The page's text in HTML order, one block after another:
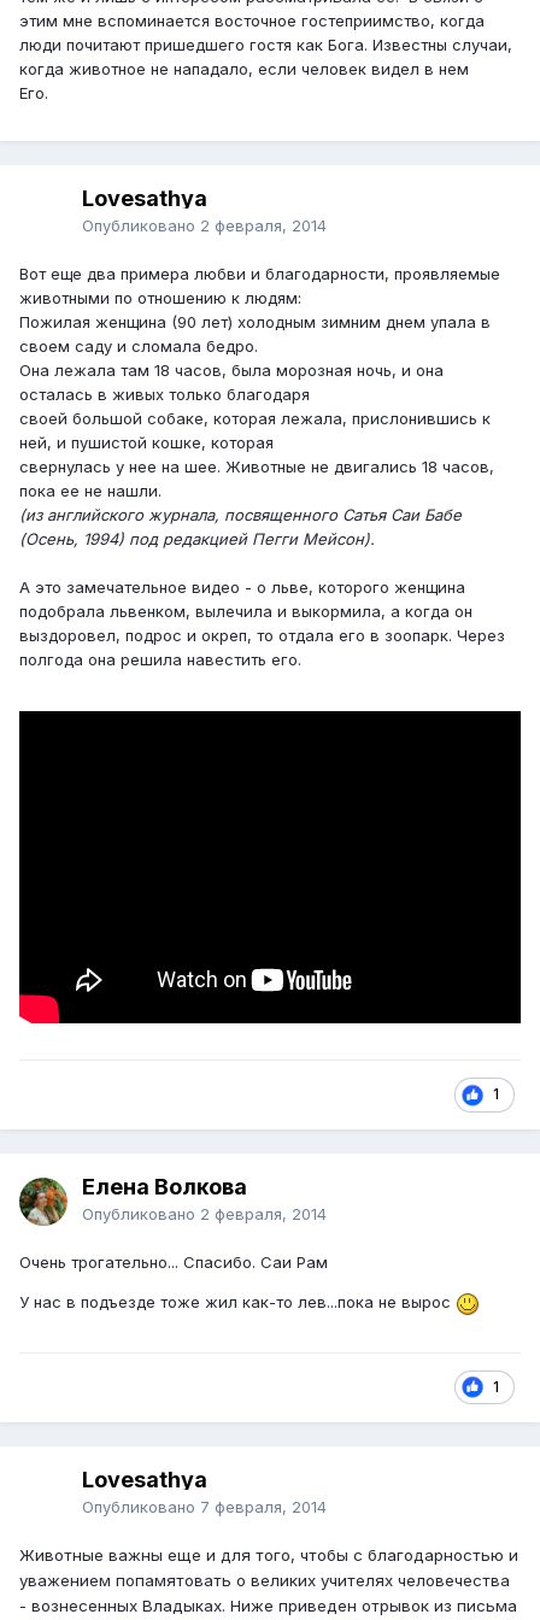
этим мне вспоминается восточное гостеприимство, когда
люди почитают пришедшего гостя как Бога. Известны случаи,
когда животное не нападало, если человек видел в нем
Его.
Lovesathya
Опубликовано 2 февраля, 2014
Вот еще два примера любви и благодарности, проявляемые
животными по отношению к людям:
Пожилая женщина (90 лет) холодным зимним днем упала в
своем саду и сломала бедро.
Она лежала там 18 часов, была морозная ночь, и она
осталась в живых только благодаря
своей большой собаке, которая лежала, прислонившись к
ней, и пушистой кошке, которая
свернулась у нее на шее. Животные не двигались 18 часов,
пока ее не нашли.
(из английского журнала, посвященного Сатья Саи Бабе
(Осень, 1994) под редакцией Пегги Мейсон).
А это замечательное видео - о льве, которого женщина
подобрала львенком, вылечила и выкормила, а когда он
выздоровел, подрос и окреп, то отдала его в зоопарк. Через
полгода она решила навестить его.
1
Елена Волкова
Опубликовано 2 февраля, 2014
Очень трогательно... Спасибо. Саи Рам
У нас в подъезде тоже жил как-то лев...пока не вырос
1
Lovesathya
Опубликовано 7 февраля, 2014
Животные важны еще и для того, чтобы с благодарностью и
уважением попамятовать о великих учителях человечества
- вознесенных Владыках. Ниже приведен отрывок из письма